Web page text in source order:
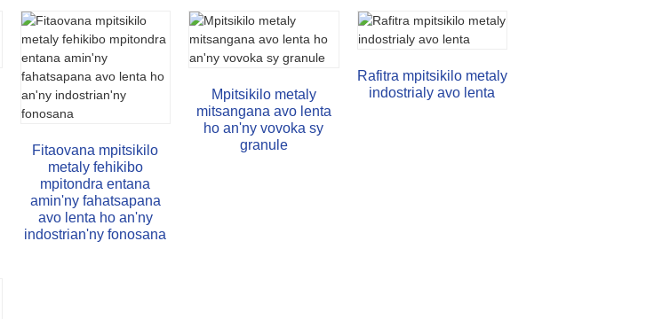
Fitaovana mpitsikilo
metaly fehikibo
mpitondra entana
amin'ny fahatsapana
avo lenta ho an'ny
indostrian'ny fonosana
Mpitsikilo metaly
mitsangana avo lenta
ho an'ny vovoka sy
granule
Rafitra mpitsikilo metaly
indostrialy avo lenta